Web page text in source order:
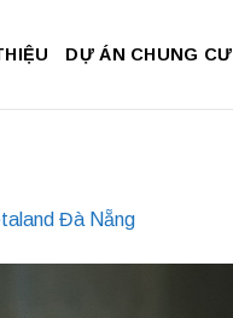
DỰ ÁN CHUNG CƯ
Đà Nẵng